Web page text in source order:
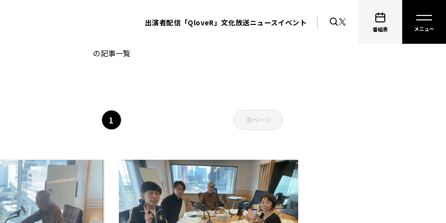
出演者配信「QloveR」文化放送ニュースイベント
番組表
の記事一覧
1 次ページ